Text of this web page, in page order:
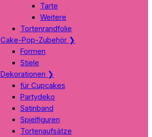
Tarte
Weitere
Tortenrandfolie
Cake-Pop-Zubehör ❯
Formen
Stiele
Dekorationen ❯
für Cupcakes
Partydeko
Satinband
Spielfiguren
Tortenaufsätze